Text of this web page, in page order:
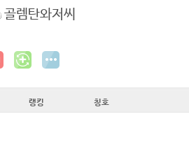
골렘탄와저씨
랭킹 칭호